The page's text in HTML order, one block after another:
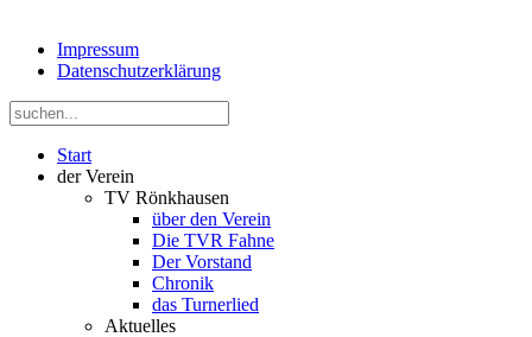
Impressum
Datenschutzerklärung
Start
der Verein
TV Rönkhausen
über den Verein
Die TVR Fahne
Der Vorstand
Chronik
das Turnerlied
Aktuelles